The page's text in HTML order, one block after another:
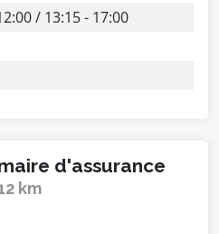
/ 13:15 - 17:00
d'assurance
km